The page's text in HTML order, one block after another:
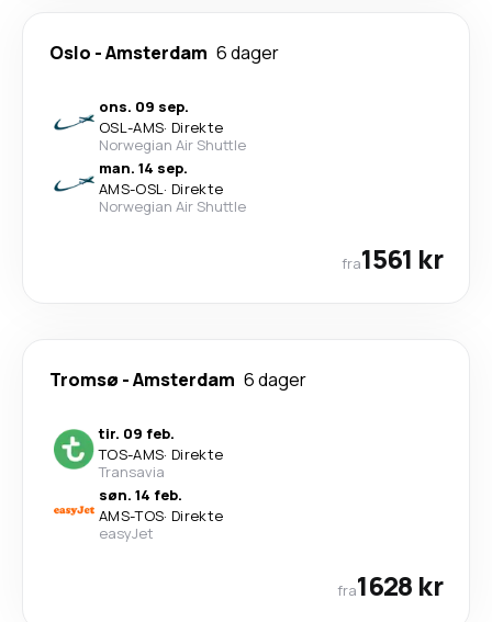
Oslo -Amsterdam 6 dager
ons. 09 sep.
OSL-AMS· Direkte
Norwegian Air Shuttle
man. 14 sep.
AMS-OSL· Direkte
Norwegian Air Shuttle
fra1561 kr
Tromsø -Amsterdam 6 dager
tir. 09 feb.
TOS-AMS· Direkte
Transavia
søn. 14 feb.
AMS-TOS· Direkte
easyJet
fra1628 kr